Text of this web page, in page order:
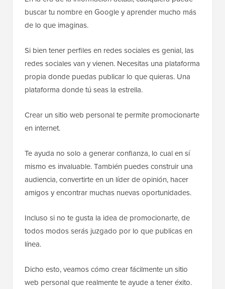
buscar tu nombre en Google y aprender mucho más
de lo que imaginas.
Si bien tener perfiles en redes sociales es genial, las
redes sociales van y vienen. Necesitas una plataforma
propia donde puedas publicar lo que quieras. Una
plataforma donde tú seas la estrella.
Crear un sitio web personal te permite promocionarte
en internet.
Te ayuda no solo a generar confianza, lo cual en sí
mismo es invaluable. También puedes construir una
audiencia, convertirte en un líder de opinión, hacer
amigos y encontrar muchas nuevas oportunidades.
Incluso si no te gusta la idea de promocionarte, de
todos modos serás juzgado por lo que publicas en
línea.
Dicho esto, veamos cómo crear fácilmente un sitio
web personal que realmente te ayude a tener éxito.